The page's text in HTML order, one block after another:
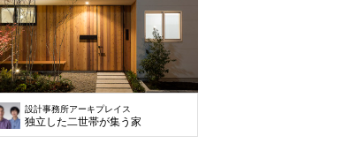
設計事務所アーキプレイス
独立した二世帯が集う家